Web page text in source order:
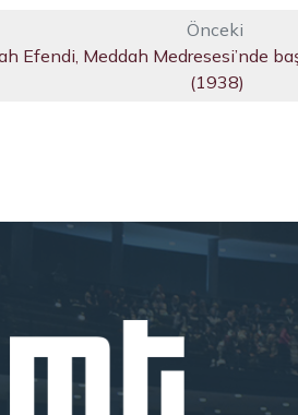
Önceki
Efendi, Meddah Medresesi’nde
(1938)